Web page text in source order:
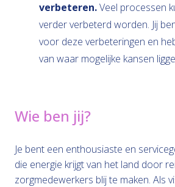
verbeteren.Veel processen
verder verbeterd worden. Jij
voor deze verbeteringen en
van waar mogelijke kansen
Wie ben jij?
Je bent een enthousiaste en
die energie krijgt van het land door
zorgmedewerkers blij te maken. Als